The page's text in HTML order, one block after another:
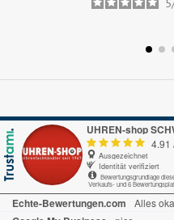
5
UHREN-shop
4.91
Ausgezeichnet
Identität verifiziert
Bewertungsgrundlage
Verkaufs- und 6
Echte-Bewertungen.com Alles